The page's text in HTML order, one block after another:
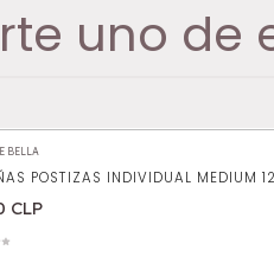
uno de
BELLA
POSTIZAS INDIVIDUAL MEDIUM
CLP